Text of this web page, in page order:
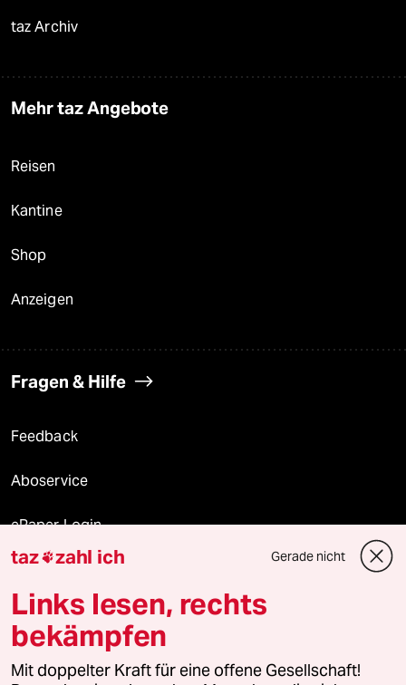
taz Archiv
Mehr taz Angebote
Reisen
Kantine
Shop
Anzeigen
Fragen & Hilfe
Feedback
Aboservice
ePaper Login
Downloads für Abonnierende
© 2026 taz Verlags und Vertriebs GmbH
Alle Rechte vorbehalten. Bei rechtlichen Fragen oder für Genehmigungen
taz zahl ich Gerade nicht
Links lesen, rechts
bekämpfen
Mit doppelter Kraft für eine offene Gesellschaft!